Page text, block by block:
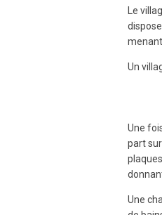
Le
Un
Une
part
Une